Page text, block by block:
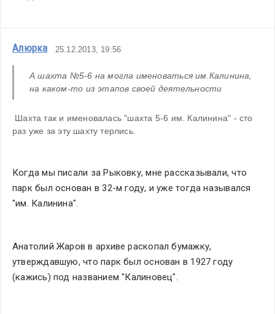
Алюрка 25.12.2013, 19:56
А шахта №5-6 на могла именоваться им.Калинина,
на каком-то из этапов своей деятельности
раз уже за эту шахту терлись.
Когда мы писали за Рыковку, мне рассказывали, что
парк был основан в 32-м году, и уже тогда назывался
"им. Калинина".
Анатолий Жаров в архиве раскопал бумажку,
утверждавшую, что парк был основан в 1927 году
(кажись) под названием "Калиновец".